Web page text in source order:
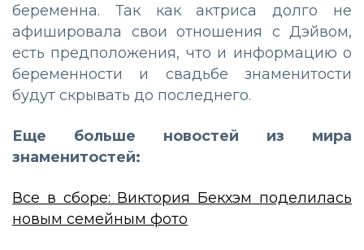
беременна. Так как актриса долго не
афишировала свои отношения с Дэйвом,
есть предположения, что и информацию о
беременности и свадьбе знаменитости
будут скрывать до последнего.
Еще больше новостей из мира
знаменитостей:
Все в сборе: Виктория Бекхэм поделилась
новым семейным фото